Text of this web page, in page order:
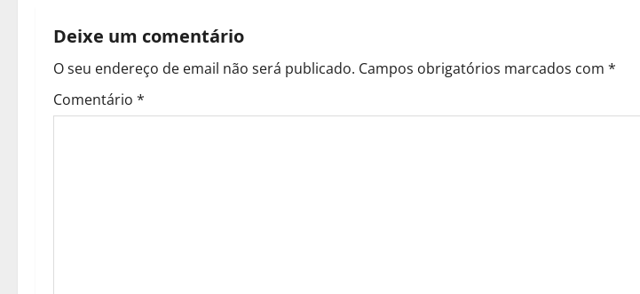
g
a
ç
Deixe um comentário
O seu endereço de email não será publicado. Campos obrigatórios marcados com *
Comentário *